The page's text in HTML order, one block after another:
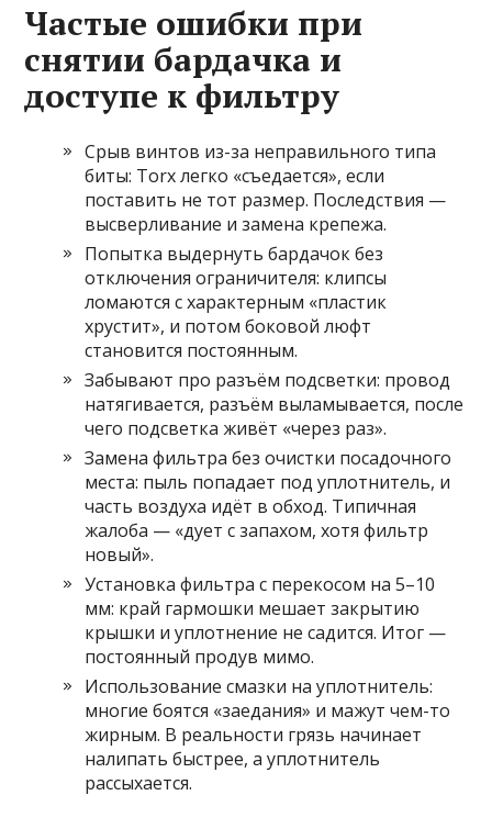
Частые ошибки при
снятии бардачка и
доступе к фильтру
Срыв винтов из-за неправильного типа
биты: Torx легко «съедается», если
поставить не тот размер. Последствия —
высверливание и замена крепежа.
Попытка выдернуть бардачок без
отключения ограничителя: клипсы
ломаются с характерным «пластик
хрустит», и потом боковой люфт
становится постоянным.
Забывают про разъём подсветки: провод
натягивается, разъём выламывается, после
чего подсветка живёт «через раз».
Замена фильтра без очистки посадочного
места: пыль попадает под уплотнитель, и
часть воздуха идёт в обход. Типичная
жалоба — «дует с запахом, хотя фильтр
новый».
Установка фильтра с перекосом на 5–10
мм: край гармошки мешает закрытию
крышки и уплотнение не садится. Итог —
постоянный продув мимо.
Использование смазки на уплотнитель:
многие боятся «заедания» и мажут чем-то
жирным. В реальности грязь начинает
налипать быстрее, а уплотнитель
рассыхается.